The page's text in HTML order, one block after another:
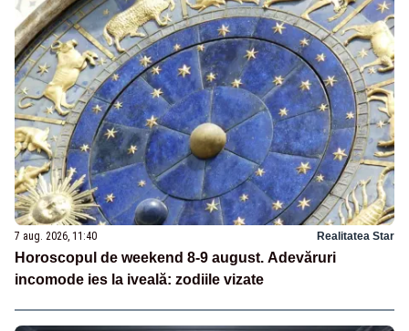
7 aug. 2026, 11:40 Realitatea Star
Horoscopul de weekend 8-9 august. Adevăruri
incomode ies la iveală: zodiile vizate